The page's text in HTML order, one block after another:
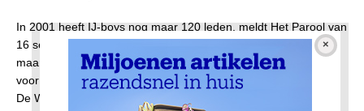
In 2001 heeft IJ-boys nog maar 120 leden, meldt Het Parool van
16 september 2006. IJ-boys beschikte over drie speelvelden,
maar waarschijnlijk was de accommodatie te groot geworden
voor de geslonken voetbalvereniging. IJ-boys moest sportpark
De Weeren verlaten.